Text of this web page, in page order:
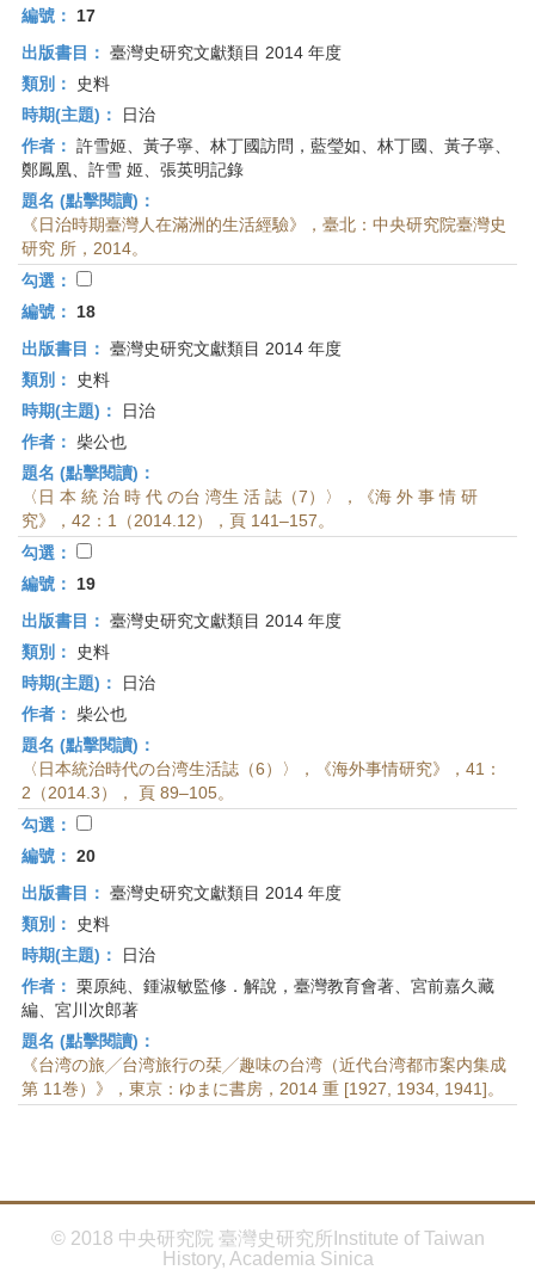
編號：
17
出版書目： 臺灣史研究文獻類目 2014 年度
類別：
史料
時期(主題)：
日治
作者： 許雪姬、黃子寧、林丁國訪問，藍瑩如、林丁國、黃子寧、
鄭鳳凰、許雪 姬、張英明記錄
題名 (點擊閱讀)：
《日治時期臺灣人在滿洲的生活經驗》，臺北：中央研究院臺灣史
研究 所，2014。
勾選：
編號：
18
出版書目： 臺灣史研究文獻類目 2014 年度
類別：
史料
時期(主題)：
日治
作者：
柴公也
題名 (點擊閱讀)：
〈日 本 統 治 時 代 の台 湾生 活 誌（7）〉，《海 外 事 情 研
究》，42：1（2014.12），頁 141–157。
勾選：
編號：
19
出版書目： 臺灣史研究文獻類目 2014 年度
類別：
史料
時期(主題)：
日治
作者：
柴公也
題名 (點擊閱讀)：
〈日本統治時代の台湾生活誌（6）〉，《海外事情研究》，41：
2（2014.3）， 頁 89–105。
勾選：
編號： 20
出版書目： 臺灣史研究文獻類目 2014 年度
類別：
史料
時期(主題)：
日治
作者： 栗原純、鍾淑敏監修．解說，臺灣教育會著、宮前嘉久藏
編、宮川次郎著
題名 (點擊閱讀)：
《台湾の旅╱台湾旅行の栞╱趣味の台湾（近代台湾都市案内集成
第 11巻）》，東京：ゆまに書房，2014 重 [1927, 1934, 1941]。
© 2018 中央研究院 臺灣史研究所Institute of Taiwan
History, Academia Sinica